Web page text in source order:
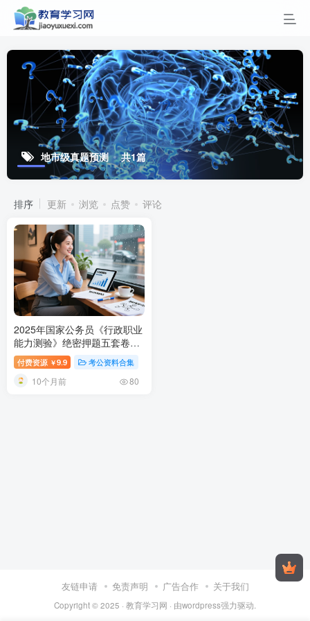
地市级真题预测 共1篇
排序 更新 浏览 点赞 评论
2025年国家公务员《行政职业
能力测验》绝密押题五套卷
（地市级）2025国考行测地市
级押题五套卷：真题预测+答
案解析，高效备考上岸必备
付费资源 ￥9.9 考公资料合集
10个月前 80
友链申请 免责声明 广告合作 关于我们
Copyright © 2025 · 教育学习网 · 由wordpress强力驱动.